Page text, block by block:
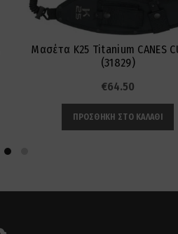
Μασέτα K25 Titanium CANES
(31829)
€64.50
ΠΡΟΣΘΉΚΗ ΣΤΟ ΚΑΛΆΘΙ